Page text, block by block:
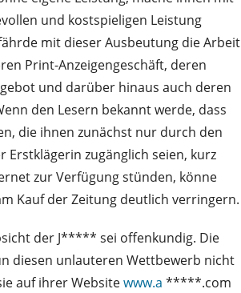
und kostspieligen Leistung
mit dieser Ausbeutung die Arbeit
Print-Anzeigengeschäft, deren
und darüber hinaus auch deren
den Lesern bekannt werde, dass
die ihnen zunächst nur durch den
Erstklägerin zugänglich seien, kurz
zur Verfügung stünden, könne
Kauf der Zeitung deutlich verringern.
der J***** sei offenkundig. Die
diesen unlauteren Wettbewerb nicht
auf ihrer Websitewww.a *****.com